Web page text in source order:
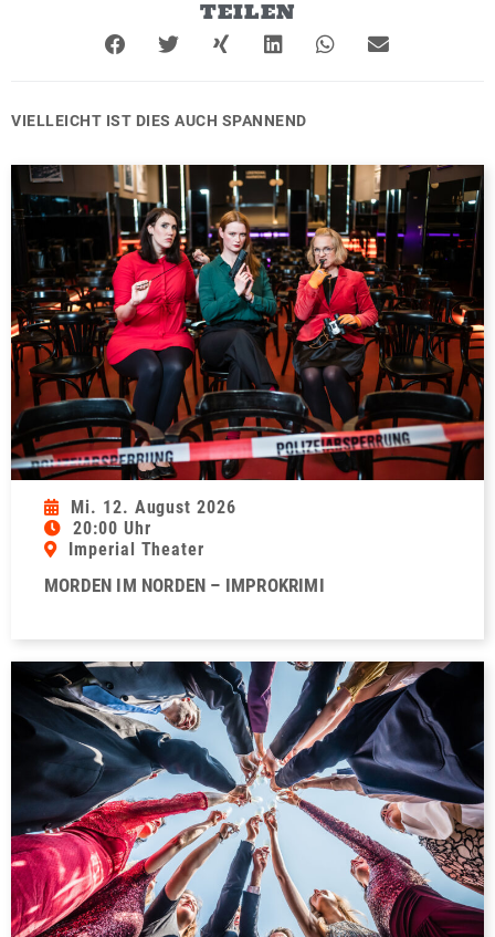
TEILEN
VIELLEICHT IST DIES AUCH SPANNEND
Mi. 12. August 2026
20:00 Uhr
Imperial Theater
MORDEN IM NORDEN – IMPROKRIMI